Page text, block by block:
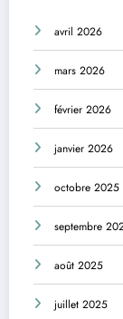
avril 2026
mars 2026
février 2026
janvier 2026
octobre 2025
septembre
août 2025
juillet 2025